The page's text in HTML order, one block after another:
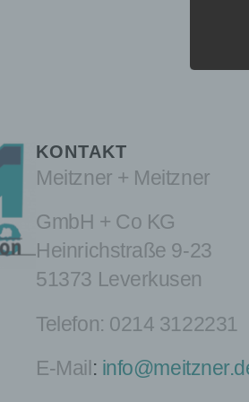
KONTAKT
Meitzner + Meitzner
GmbH + Co KG
Heinrichstraße 9-23
51373 Leverkusen
Telefon: 0214 3122231
E-Mail: